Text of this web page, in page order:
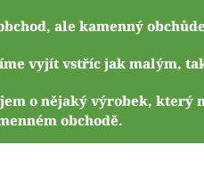
ale kamenný
vyjít vstříc jak malým,
o nějaký výrobek, který
obchodě.